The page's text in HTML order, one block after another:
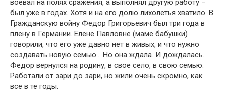
воевал на полях сражения, а выполнял другую работу –
был уже в годах. Хотя и на его долю лихолетья хватило. В
Гражданскую войну Федор Григорьевич был три года в
плену в Германии. Елене Павловне (маме бабушки)
говорили, что его уже давно нет в живых, и что нужно
создавать новую семью… Но она ждала. И дождалась.
Федор вернулся на родину, в свое село, в свою семью.
Работали от зари до зари, но жили очень скромно, как
все в те годы.